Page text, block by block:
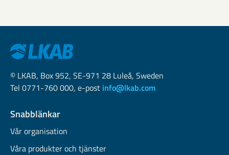
© LKAB, Box 952, SE-971 28 Luleå, Sweden
Tel 0771-760 000, e-post info@lkab.com
Snabblänkar
Vår organisation
Våra produkter och tjänster